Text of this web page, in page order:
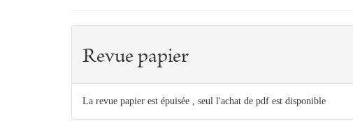
Revue papier
La revue papier est épuisée , seul l'achat de pdf est disponible